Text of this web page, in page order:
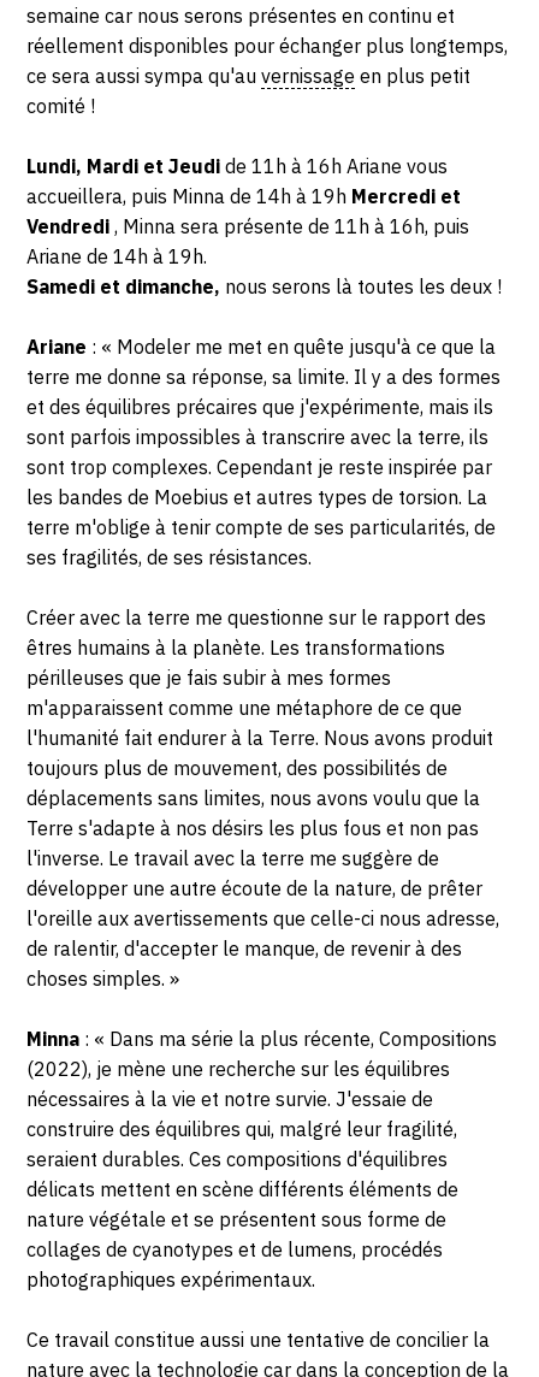
semaine car nous serons présentes en continu et
réellement disponibles pour échanger plus longtemps,
ce sera aussi sympa qu'auvernissage en plus petit
comité !
Lundi, Mardi et Jeudi de 11h à 16h Ariane vous
accueillera, puis Minna de 14h à 19h Mercredi et
Vendredi , Minna sera présente de 11h à 16h, puis
Ariane de 14h à 19h.
Samedi et dimanche, nous serons là toutes les deux !
Ariane : « Modeler me met en quête jusqu'à ce que la
terre me donne sa réponse, sa limite. Il y a des formes
et des équilibres précaires que j'expérimente, mais ils
sont parfois impossibles à transcrire avec la terre, ils
sont trop complexes. Cependant je reste inspirée par
les bandes de Moebius et autres types de torsion. La
terre m'oblige à tenir compte de ses particularités, de
ses fragilités, de ses résistances.
Créer avec la terre me questionne sur le rapport des
êtres humains à la planète. Les transformations
périlleuses que je fais subir à mes formes
m'apparaissent comme une métaphore de ce que
l'humanité fait endurer à la Terre. Nous avons produit
toujours plus de mouvement, des possibilités de
déplacements sans limites, nous avons voulu que la
Terre s'adapte à nos désirs les plus fous et non pas
l'inverse. Le travail avec la terre me suggère de
développer une autre écoute de la nature, de prêter
l'oreille aux avertissements que celle-ci nous adresse,
de ralentir, d'accepter le manque, de revenir à des
choses simples. »
Minna : « Dans ma série la plus récente, Compositions
(2022), je mène une recherche sur les équilibres
nécessaires à la vie et notre survie. J'essaie de
construire des équilibres qui, malgré leur fragilité,
seraient durables. Ces compositions d'équilibres
délicats mettent en scène différents éléments de
nature végétale et se présentent sous forme de
collages de cyanotypes et de lumens, procédés
photographiques expérimentaux.
Ce travail constitue aussi une tentative de concilier la
nature avec la technologie car dans la conception de la